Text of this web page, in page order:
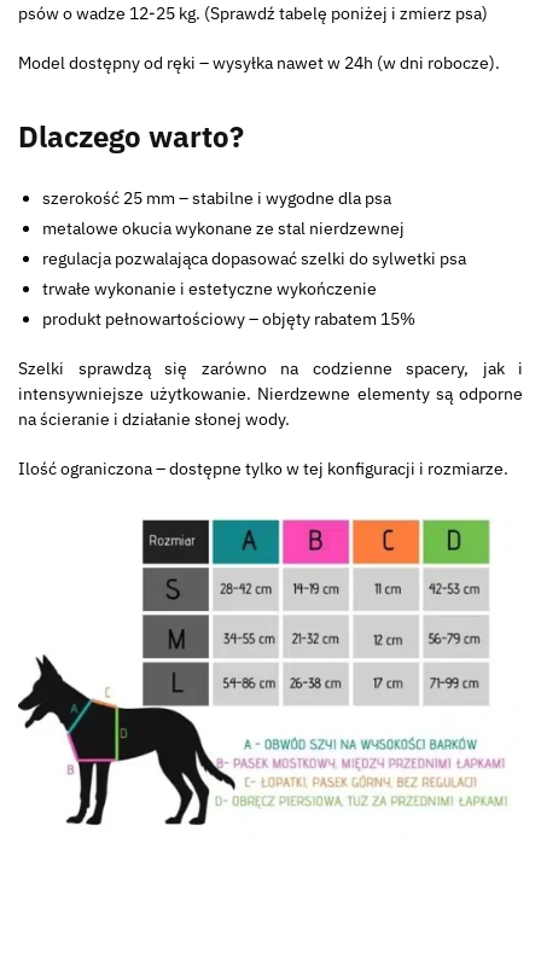
psów o wadze 12-25 kg. (Sprawdź tabelę poniżej i zmierz psa)
Model dostępny od ręki – wysyłka nawet w 24h (w dni robocze).
Dlaczego warto?
szerokość 25 mm – stabilne i wygodne dla psa
metalowe okucia wykonane ze stal nierdzewnej
regulacja pozwalająca dopasować szelki do sylwetki psa
trwałe wykonanie i estetyczne wykończenie
produkt pełnowartościowy – objęty rabatem 15%
Szelki sprawdzą się zarówno na codzienne spacery, jak i
intensywniejsze użytkowanie. Nierdzewne elementy są odporne
na ścieranie i działanie słonej wody.
Ilość ograniczona – dostępne tylko w tej konfiguracji i rozmiarze.